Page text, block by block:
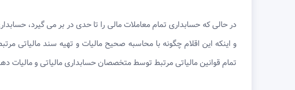
در حالی که حسابداری تمام معاملات مالی را تا حدی در بر می گیرد،
و اینکه این اقلام چگونه با محاسبه صحیح مالیات و تهیه سند
تمام قوانین مالیاتی مرتبط توسط متخصصان حسابداری مالیاتی و مالیات